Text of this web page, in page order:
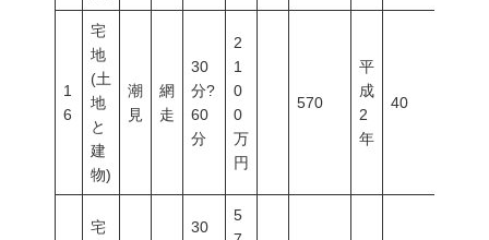
1
6
宅
地
(土
地
と
建
物)
潮
見
網
走
30
分?
60
分
2
1
0
0
万
円
570
平
成
2
年
40
宅
30
5